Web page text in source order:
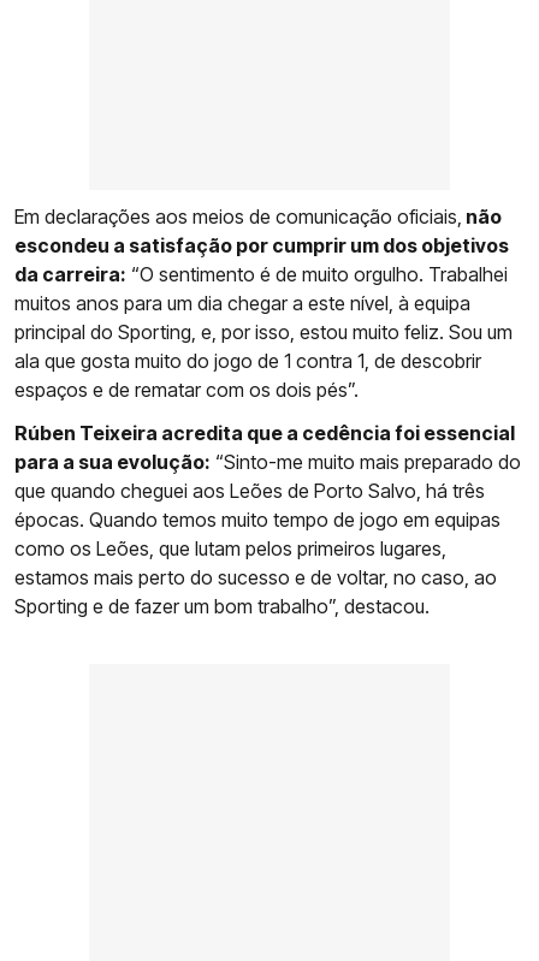
Em declarações aos meios de comunicação oficiais, não
escondeu a satisfação por cumprir um dos objetivos
da carreira: “O sentimento é de muito orgulho. Trabalhei
muitos anos para um dia chegar a este nível, à equipa
principal do Sporting, e, por isso, estou muito feliz. Sou um
ala que gosta muito do jogo de 1 contra 1, de descobrir
espaços e de rematar com os dois pés”.
Rúben Teixeira acredita que a cedência foi essencial
para a sua evolução: “Sinto-me muito mais preparado do
que quando cheguei aos Leões de Porto Salvo, há três
épocas. Quando temos muito tempo de jogo em equipas
como os Leões, que lutam pelos primeiros lugares,
estamos mais perto do sucesso e de voltar, no caso, ao
Sporting e de fazer um bom trabalho”, destacou.